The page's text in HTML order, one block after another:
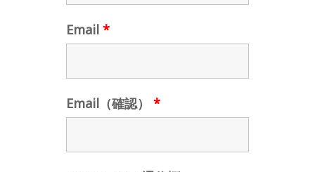
Email *
Email（確認） *